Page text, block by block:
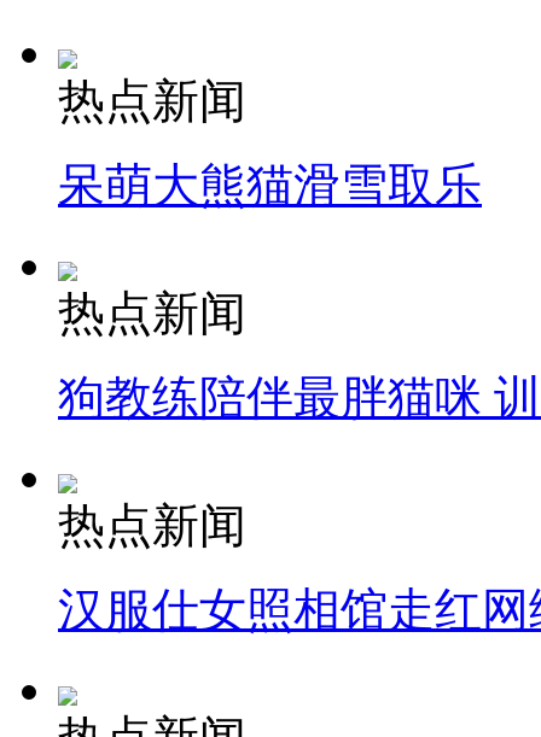
热点新闻
呆萌大熊猫滑雪取乐
热点新闻
狗教练陪伴最胖猫咪
热点新闻
汉服仕女照相馆走红网